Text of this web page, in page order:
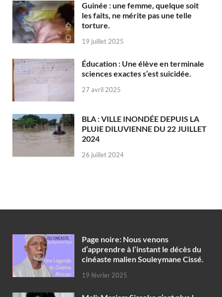
Guinée : une femme, quelque soit
les faits, ne mérite pas une telle
torture.
19 juillet 2025
Éducation : Une élève en terminale
sciences exactes s’est suicidée.
27 avril 2025
BLA : VILLE INONDÉE DEPUIS LA
PLUIE DILUVIENNE DU 22 JUILLET
2024
26 juillet 2024
Page noire: Nous venons
d’apprendre à l’instant le décès du
cinéaste malien Souleymane Cissé.
19 février 2025